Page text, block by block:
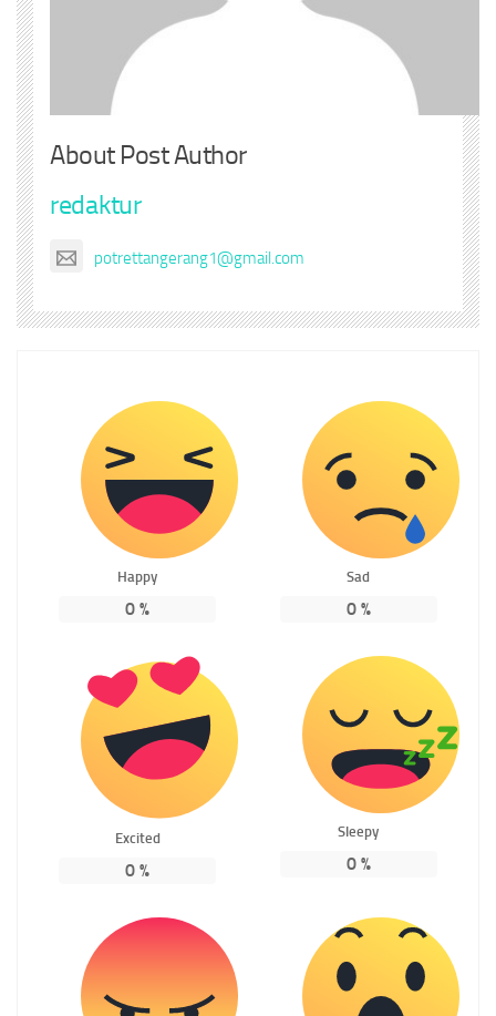
About Post Author
redaktur
potrettangerang1@gmail.com
Happy
0 %
Sad
0%
Excited
0 %
Sleepy
0%